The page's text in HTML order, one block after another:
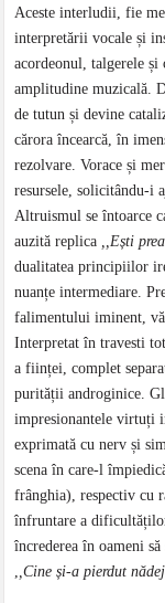
Aceste interludii, fie
interpretării vocale și
acordeonul, talgerele și
amplitudine muzicală.
de tutun și devine
cărora încearcă, în
rezolvare. Vorace și
resursele, solicitându-i
Altruismul se întoarce
auzită replica ,,Ești
dualitatea principiilor
nuanțe intermediare.
falimentului iminent,
Interpretat în travesti
a ființei, complet
purității androginice.
impresionantele virtuți
exprimată cu nerv și
scena în care-l
frânghia), respectiv cu
înfruntare a
încrederea în oameni
,,Cine și-a pierdut